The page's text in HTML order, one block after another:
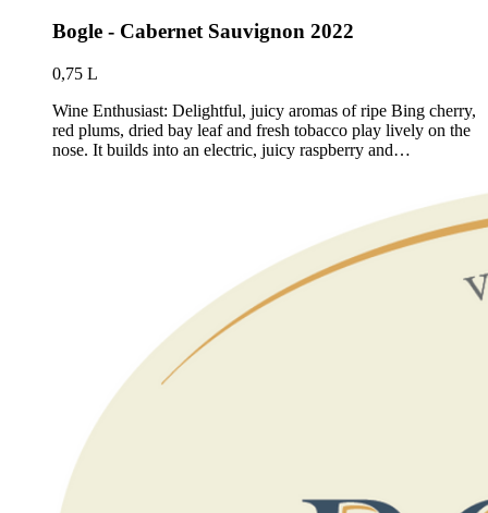
Bogle - Cabernet Sauvignon 2022
0,75 L
Wine Enthusiast: Delightful, juicy aromas of ripe Bing cherry,
red plums, dried bay leaf and fresh tobacco play lively on the
nose. It builds into an electric, juicy raspberry and…